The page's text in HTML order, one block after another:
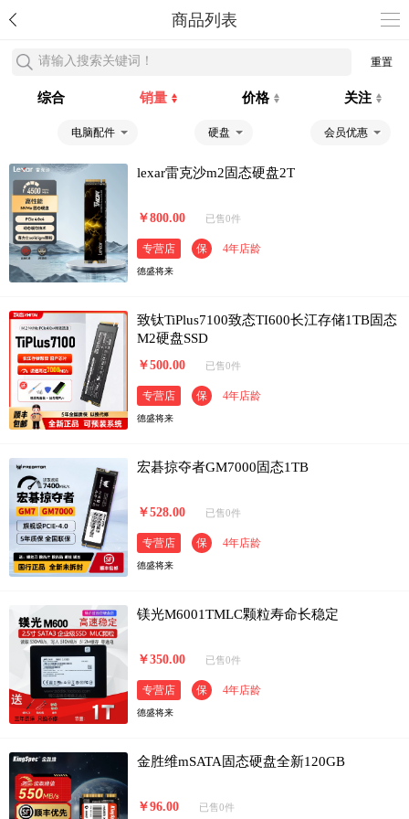
商品列表
请输入搜索关键词！ 重置
综合 销量 价格 关注
电脑配件 硬盘 会员优惠
lexar雷克沙m2固态硬盘2T
￥800.00 已售0件
专营店 保 4年店龄
德盛将来
致钛TiPlus7100致态TI600长江存储1TB固态
M2硬盘SSD
￥500.00 已售0件
专营店 保 4年店龄
德盛将来
宏碁掠夺者GM7000固态1TB
￥528.00 已售0件
专营店 保 4年店龄
德盛将来
镁光M6001TMLC颗粒寿命长稳定
￥350.00 已售0件
专营店 保 4年店龄
德盛将来
金胜维mSATA固态硬盘全新120GB
￥96.00 已售0件